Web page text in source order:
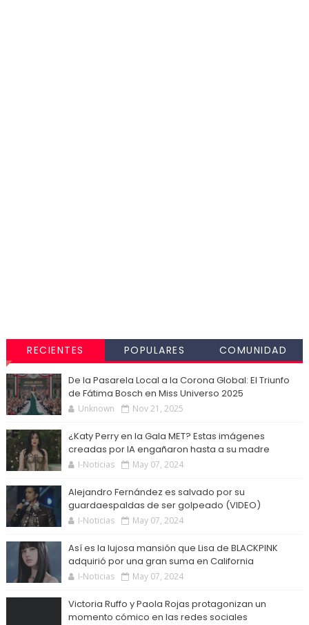
RECIENTES POPULARES COMUNIDAD
De la Pasarela Local a la Corona Global: El Triunfo
de Fátima Bosch en Miss Universo 2025
Unknown Nov 21, 2025
¿Katy Perry en la Gala MET? Estas imágenes
creadas por IA engañaron hasta a su madre
I-Noticias May 07, 2024
Alejandro Fernández es salvado por su
guardaespaldas de ser golpeado (VIDEO)
I-Noticias May 07, 2024
Así es la lujosa mansión que Lisa de BLACKPINK
adquirió por una gran suma en California
I-Noticias May 07, 2024
Victoria Ruffo y Paola Rojas protagonizan un
momento cómico en las redes sociales